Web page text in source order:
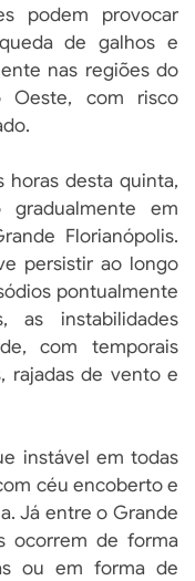
podem provocar
de galhos e
nas regiões do
Oeste, com risco
horas desta quinta,
em
Florianópolis.
persistir ao longo
pontualmente
as instabilidades
com temporais
rajadas de vento e
instável em todas
céu encoberto e
Já entre o Grande
ocorrem de forma
ou em forma de